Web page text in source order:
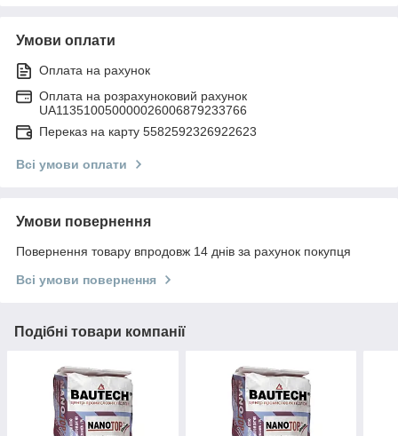
Умови оплати
Оплата на рахунок
Оплата на розрахуноковий рахунок
UA113510050000026006879233766
Переказ на карту 5582592326922623
Всі умови оплати
Умови повернення
Повернення товару впродовж 14 днів за рахунок покупця
Всі умови повернення
Подібні товари компанії